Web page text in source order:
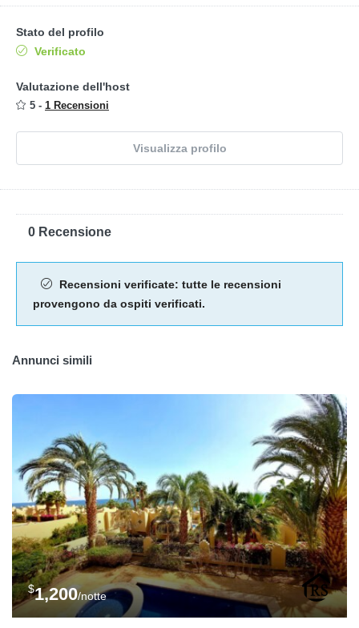
Stato del profilo
Verificato
Valutazione dell'host
5 - 1 Recensioni
Visualizza profilo
0 Recensione
Recensioni verificate: tutte le recensioni
provengono da ospiti verificati.
Annunci simili
$1,200/notte